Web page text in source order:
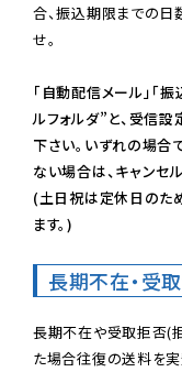
合、振込期限までの日
せ。
「自動配信メール」「
ルフォルダ”と、受信
下さい。いずれの場合
ない場合は、キャンセ
(土日祝は定休日のた
ます。)
長期不在・受
長期不在や受取拒否(
た場合往復の送料を